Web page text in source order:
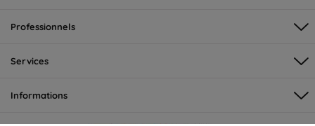
Professionnels
Services
Informations